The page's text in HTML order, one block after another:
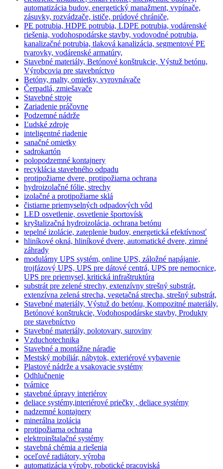
automatizácia budov, energetický manažment, vypínače,
zásuvky, rozvádzače, ističe, prúdové chrániče,
PE potrubia, HDPE potrubia, LDPE potrubia, vodárenské
riešenia, vodohospodárske stavby, vodovodné potrubia,
kanalizačné potrubia, tlaková kanalizácia, segmentové PE
tvarovky, vodárenské armatúry,
Stavebné materiály, Betónové konštrukcie, Výstuž betónu,
Výrobcovia pre stavebníctvo
Betóny, malty, omietky, vyrovnávače
Čerpadlá, zmiešavače
Stavebné stroje
Zariadenie práčovne
Podzemné nádrže
Ľudské zdroje
inteligentné riadenie
sanačné omietky
sadrokartón
polopodzemné kontajnery
recyklácia stavebného odpadu
protipožiarne dvere, protipožiarna ochrana
hydroizolačné fólie, strechy
izolačné a protipožiarne sklá
čistiarne priemyselných odpadových vôd
LED osvetlenie, osvetlenie športovísk
kryštalizačná hydroizolácia, ochrana betónu
tepelné izolácie, zateplenie budov, energetická efektívnosť
hliníkové okná, hliníkové dvere, automatické dvere, zimné
záhrady
modulárny UPS systém, online UPS, záložné napájanie,
trojfázový UPS, UPS pre dátové centrá, UPS pre nemocnice,
UPS pre priemysel, kritická infraštruktúra
substrát pre zelené strechy, extenzívny strešný substrát,
extenzívna zelená strecha, vegetačná strecha, strešný substrát,
Stavebné materiály, Výstuž do betónu, Kompozitné materiály,
Betónové konštrukcie, Vodohospodárske stavby, Produkty
pre stavebníctvo
Stavebné materiály, polotovary, suroviny
Vzduchotechnika
Stavebné a montážne náradie
Mestský mobiliár, nábytok, exteriérové vybavenie
Plastové nádrže a vsakovacie systémy
Odhlučnenie
tvárnice
stavebné úpravy interiérov
deliace systémy,interiérové priečky , deliace systémy
nadzemné kontajnery
minerálna izolácia
protipožiarna ochrana
elektroinštalačné systémy
stavebná chémia a riešenia
oceľové radiátory, výroba
automatizácia výroby, robotické pracoviská